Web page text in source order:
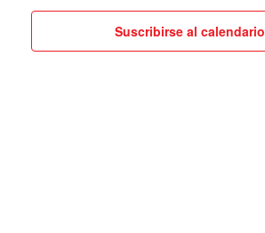
Suscribirse al calendario